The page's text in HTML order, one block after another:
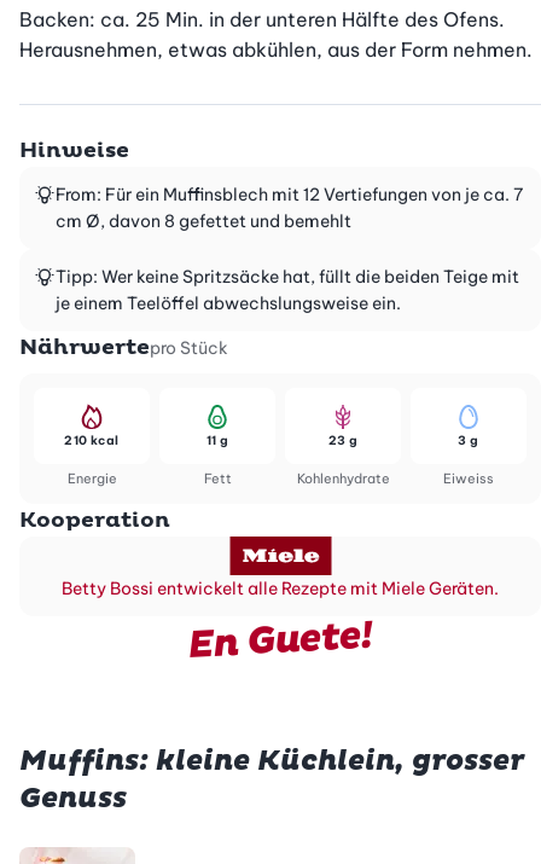
Backen: ca. 25 Min. in der unteren Hälfte des Ofens.
Herausnehmen, etwas abkühlen, aus der Form nehmen.
Hinweise
From: Für ein Muffinsblech mit 12 Vertiefungen von je ca. 7
cm Ø, davon 8 gefettet und bemehlt
Tipp: Wer keine Spritzsäcke hat, füllt die beiden Teige mit
je einem Teelöffel abwechslungsweise ein.
Nährwertepro Stück
Energie
210 kcal
Fett
11 g
Kohlenhydrate
23 g
Eiweiss
3 g
Kooperation
Betty Bossi entwickelt alle Rezepte mit Miele Geräten.
En Guete!
Muffins: kleine Küchlein, grosser
Genuss